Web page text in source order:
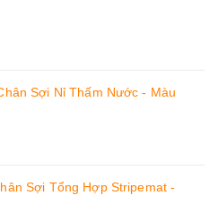
Sợi Nỉ Thấm Nước - Màu
Sợi Tổng Hợp Stripemat -